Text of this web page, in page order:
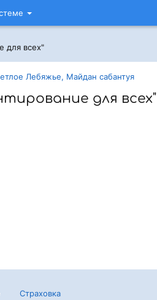
для всех"
Лебяжье, Майдан сабантуя
для всех"
Страховка